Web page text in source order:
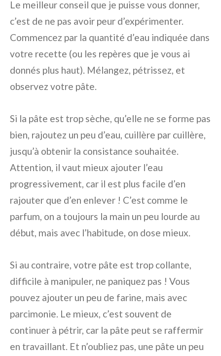
Le meilleur conseil que je puisse vous donner,
c’est de ne pas avoir peur d’expérimenter.
Commencez par la quantité d’eau indiquée dans
votre recette (ou les repères que je vous ai
donnés plus haut). Mélangez, pétrissez, et
observez votre pâte.
Si la pâte est trop sèche, qu’elle ne se forme pas
bien, rajoutez un peu d’eau, cuillère par cuillère,
jusqu’à obtenir la consistance souhaitée.
Attention, il vaut mieux ajouter l’eau
progressivement, car il est plus facile d’en
rajouter que d’en enlever ! C’est comme le
parfum, on a toujours la main un peu lourde au
début, mais avec l’habitude, on dose mieux.
Si au contraire, votre pâte est trop collante,
difficile à manipuler, ne paniquez pas ! Vous
pouvez ajouter un peu de farine, mais avec
parcimonie. Le mieux, c’est souvent de
continuer à pétrir, car la pâte peut se raffermir
en travaillant. Et n’oubliez pas, une pâte un peu